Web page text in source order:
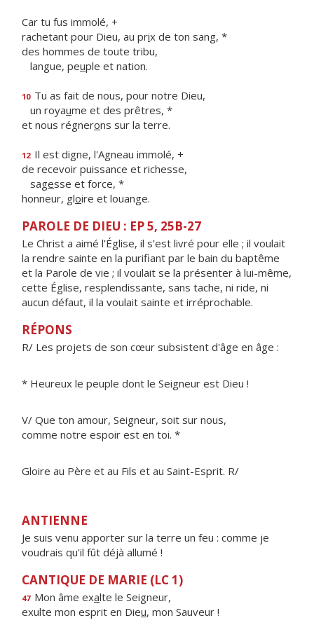
Car tu fus immolé, +
rachetant pour Dieu, au prix de ton sang, *
des hommes de toute tribu,
langue, peuple et nation.
10 Tu as fait de nous, pour notre Dieu,
un royaume et des prêtres, *
et nous régnerons sur la terre.
12 Il est digne, l'Agneau immolé, +
de recevoir puissance et richesse,
sagesse et force, *
honneur, gloire et louange.
PAROLE DE DIEU : EP 5, 25B-27
Le Christ a aimé l’Église, il s’est livré pour elle ; il voulait
la rendre sainte en la purifiant par le bain du baptême
et la Parole de vie ; il voulait se la présenter à lui-même,
cette Église, resplendissante, sans tache, ni ride, ni
aucun défaut, il la voulait sainte et irréprochable.
RÉPONS
R/ Les projets de son cœur subsistent d'âge en âge :
* Heureux le peuple dont le Seigneur est Dieu !
V/ Que ton amour, Seigneur, soit sur nous,
comme notre espoir est en toi. *
Gloire au Père et au Fils et au Saint-Esprit. R/
ANTIENNE
Je suis venu apporter sur la terre un feu : comme je
voudrais qu'il fût déjà allumé !
CANTIQUE DE MARIE (LC 1)
47 Mon âme exalte le Seigneur,
exulte mon esprit en Dieu, mon Sauveur !